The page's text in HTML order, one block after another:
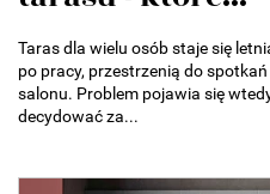
Taras dla wielu osób staje się
po pracy, przestrzenią do
salonu. Problem pojawia się
decydować za...